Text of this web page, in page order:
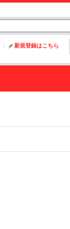
新規登録はこちら